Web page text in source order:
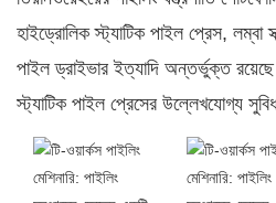
হাইড্রোলিক স্ট্যাটিক পাইল প্রেস, লম্বা
পাইল ড্রাইভার ইত্যাদি অন্তর্ভুক্ত
স্ট্যাটিক পাইল প্রেসের উল্লেখযোগ্য